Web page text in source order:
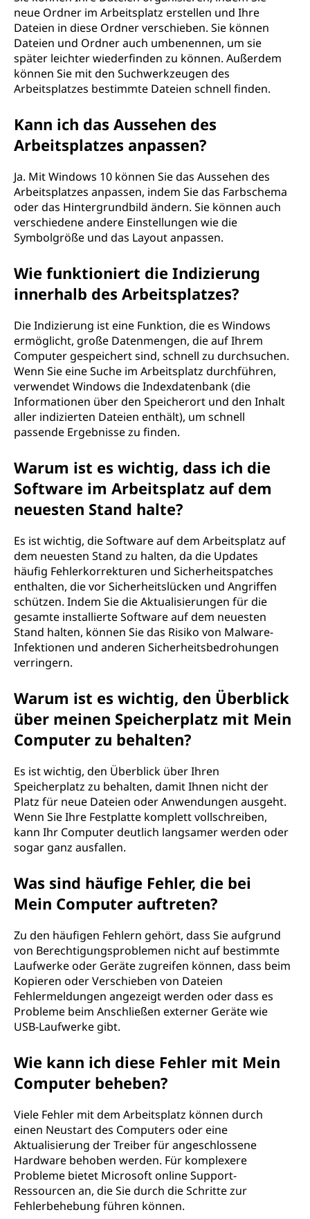
neue Ordner im Arbeitsplatz erstellen und Ihre
Dateien in diese Ordner verschieben. Sie können
Dateien und Ordner auch umbenennen, um sie
später leichter wiederfinden zu können. Außerdem
können Sie mit den Suchwerkzeugen des
Arbeitsplatzes bestimmte Dateien schnell finden.
Kann ich das Aussehen des
Arbeitsplatzes anpassen?
Ja. Mit Windows 10 können Sie das Aussehen des
Arbeitsplatzes anpassen, indem Sie das Farbschema
oder das Hintergrundbild ändern. Sie können auch
verschiedene andere Einstellungen wie die
Symbolgröße und das Layout anpassen.
Wie funktioniert die Indizierung
innerhalb des Arbeitsplatzes?
Die Indizierung ist eine Funktion, die es Windows
ermöglicht, große Datenmengen, die auf Ihrem
Computer gespeichert sind, schnell zu durchsuchen.
Wenn Sie eine Suche im Arbeitsplatz durchführen,
verwendet Windows die Indexdatenbank (die
Informationen über den Speicherort und den Inhalt
aller indizierten Dateien enthält), um schnell
passende Ergebnisse zu finden.
Warum ist es wichtig, dass ich die
Software im Arbeitsplatz auf dem
neuesten Stand halte?
Es ist wichtig, die Software auf dem Arbeitsplatz auf
dem neuesten Stand zu halten, da die Updates
häufig Fehlerkorrekturen und Sicherheitspatches
enthalten, die vor Sicherheitslücken und Angriffen
schützen. Indem Sie die Aktualisierungen für die
gesamte installierte Software auf dem neuesten
Stand halten, können Sie das Risiko von Malware-
Infektionen und anderen Sicherheitsbedrohungen
verringern.
Warum ist es wichtig, den Überblick
über meinen Speicherplatz mit Mein
Computer zu behalten?
Es ist wichtig, den Überblick über Ihren
Speicherplatz zu behalten, damit Ihnen nicht der
Platz für neue Dateien oder Anwendungen ausgeht.
Wenn Sie Ihre Festplatte komplett vollschreiben,
kann Ihr Computer deutlich langsamer werden oder
sogar ganz ausfallen.
Was sind häufige Fehler, die bei
Mein Computer auftreten?
Zu den häufigen Fehlern gehört, dass Sie aufgrund
von Berechtigungsproblemen nicht auf bestimmte
Laufwerke oder Geräte zugreifen können, dass beim
Kopieren oder Verschieben von Dateien
Fehlermeldungen angezeigt werden oder dass es
Probleme beim Anschließen externer Geräte wie
USB-Laufwerke gibt.
Wie kann ich diese Fehler mit Mein
Computer beheben?
Viele Fehler mit dem Arbeitsplatz können durch
einen Neustart des Computers oder eine
Aktualisierung der Treiber für angeschlossene
Hardware behoben werden. Für komplexere
Probleme bietet Microsoft online Support-
Ressourcen an, die Sie durch die Schritte zur
Fehlerbehebung führen können.